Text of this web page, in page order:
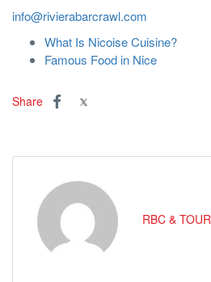
info@rivierabarcrawl.com
What Is Nicoise Cuisine?
Famous Food in Nice
Share
RBC &